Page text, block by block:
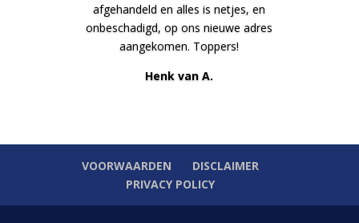
afgehandeld en alles is netjes, en
onbeschadigd, op ons nieuwe adres
aangekomen. Toppers!
Henk van A.
VOORWAARDEN
DISCLAIMER
PRIVACY POLICY